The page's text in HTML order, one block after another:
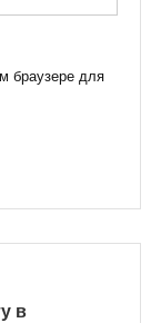
браузере для
в